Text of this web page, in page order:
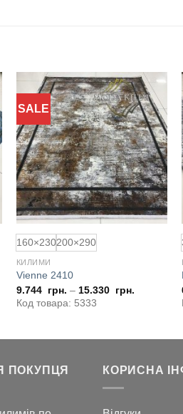
SALE
160×230200×290
КИЛИМИ
Vienne 2410
9.744 грн. – 15.330 грн.
Код товара: 5333
ПОКУПЦЯ КОРИСНА